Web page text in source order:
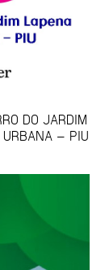
DO JARDIM
URBANA – PIU